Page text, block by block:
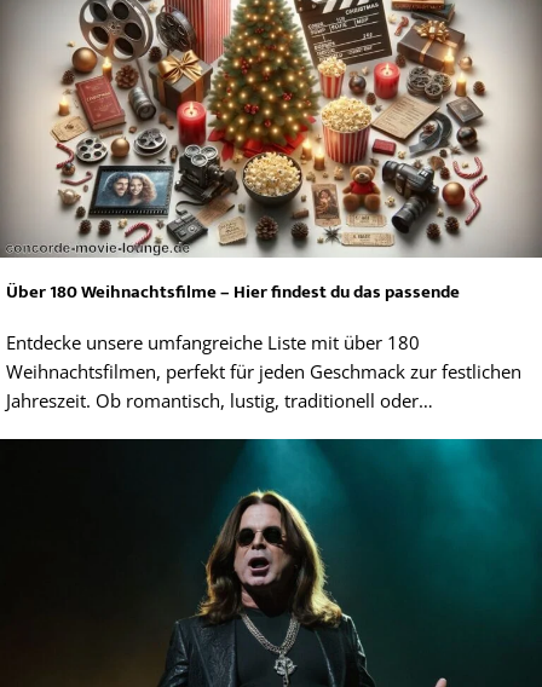
Über 180 Weihnachtsfilme – Hier findest du das passende
Entdecke unsere umfangreiche Liste mit über 180
Weihnachtsfilmen, perfekt für jeden Geschmack zur festlichen
Jahreszeit. Ob romantisch, lustig, traditionell oder…